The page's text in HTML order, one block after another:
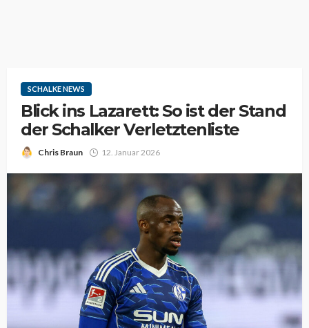
SCHALKE NEWS
Blick ins Lazarett: So ist der Stand
der Schalker Verletztenliste
Chris Braun 12. Januar 2026